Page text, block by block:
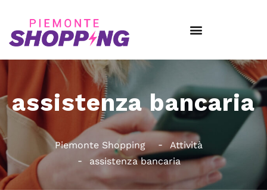
assistenza bancaria
Piemonte Shopping
Attività
assistenza bancaria